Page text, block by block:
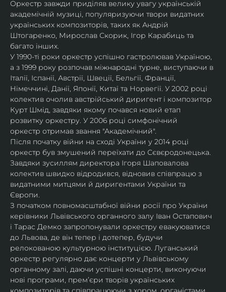
Оркестр завжди приділяв велику увагу українській
академічній музиці, популяризуючи твори видатних
українських композиторів, таких як Андрій
Штогаренко, Мирослав Скорик, Ігор Карабиць та
багато інших.
У 1990-ті роки оркестр успішно гастролював Україною,
а з 1999 року розпочав міжнародні турне, виступаючи в
Італії, Іспанії, Австрії, Швеції, Бельгії, Франції,
Німеччині, Данії, Японії, Китаї та Норвегії. У 2002 році
колектив очолив австрійський диригент і композитор
Курт Шмід, завдяки якому почався новий етап
розвитку оркестру. У 2006 році симфонічний
оркестр отримав звання "Академічний".
Після початку війни на сході України у 2014 році
оркестр був змушений переїхати до Сєвєродонецька.
Завдяки зусиллям директора Ігоря Шаповалова
колектив швидко відродився, відновив співпрацю з
видатними митцями й диригентами України та
Європи.
З початком повномасштабної війни росії про України
керівники Львівського органного залу Іван Остапович
і Тарас Демко запропонували оркестру евакуюватися
до Львова, де він тепер і дотепер, будучи
релокованою культурною інституцією. Луганський
оркестр регулярно дає концерти у Львівському
органному залі, даючи успішні концерти, виконуючи
нові програми, прем’єри творів українських